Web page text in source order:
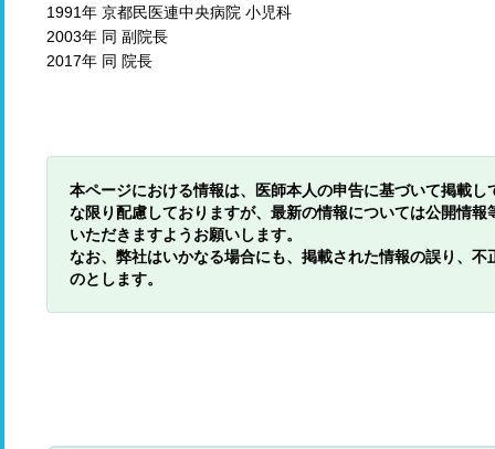
1991年 京都民医連中央病院 小児科
2003年 同 副院長
2017年 同 院長
本ページにおける情報は、医師本人の申告に基づいて掲載
な限り配慮しておりますが、最新の情報については公開情
いただきますようお願いします。
なお、弊社はいかなる場合にも、掲載された情報の誤り、
のとします。